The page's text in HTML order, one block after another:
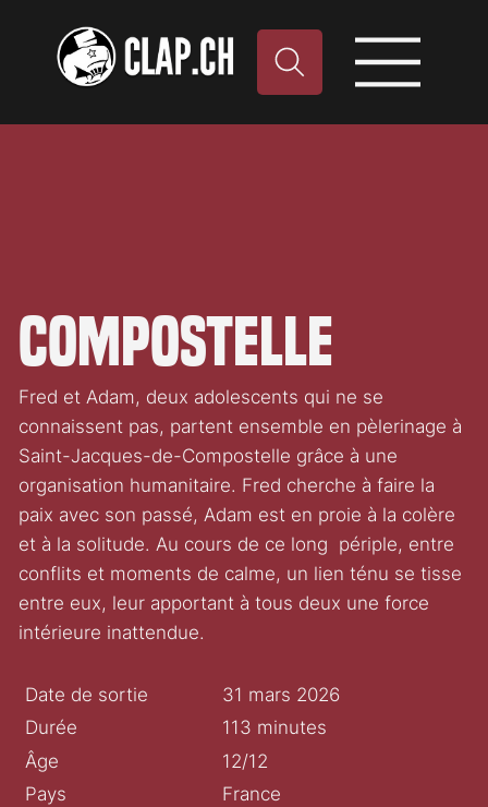
Compostelle
Fred et Adam, deux adolescents qui ne se
connaissent pas, partent ensemble en pèlerinage à
Saint-Jacques-de-Compostelle grâce à une
organisation humanitaire. Fred cherche à faire la
paix avec son passé, Adam est en proie à la colère
et à la solitude. Au cours de ce long périple, entre
conflits et moments de calme, un lien ténu se tisse
entre eux, leur apportant à tous deux une force
intérieure inattendue.
Date de sortie
31 mars 2026
Durée
113 minutes
Âge
12/12
Pays
France